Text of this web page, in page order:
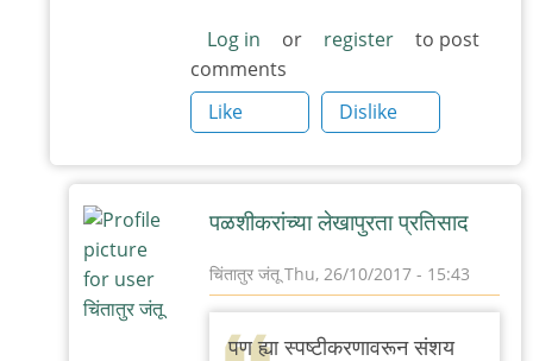
Log in or register
to post
comments
Like
Dislike
पळशीकरांच्या लेखापुरता प्रतिसाद
चिंतातुर जंतूThu, 26/10/2017 - 15:43
reply
पण ह्या स्पष्टीकरणावरून संशय